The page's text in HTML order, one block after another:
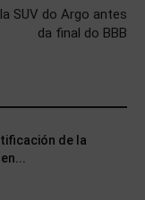
SUV do Argo antes
da final do BBB
de la